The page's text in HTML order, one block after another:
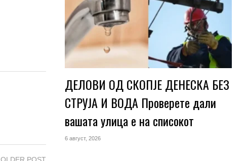
ДЕЛОВИ ОД СКОПЈЕ ДЕНЕСКА БЕЗ
СТРУЈА И ВОДА Проверете дали
вашата улица е на списокот
6 август, 2026